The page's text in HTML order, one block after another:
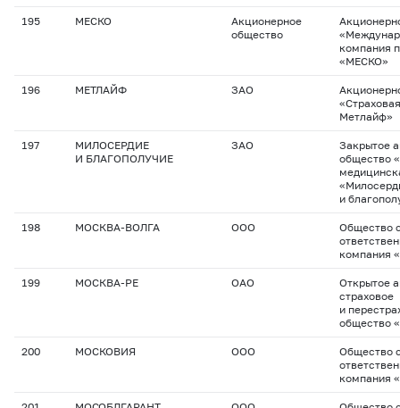
195 МЕСКО
Акционерное
общество
компания
«МЕСКО»
196 МЕТЛАЙФ ЗАО
Метлайф»
197
МИЛОСЕРДИЕ
И БЛАГОПОЛУЧИЕ
ЗАО
Закрытое
общество
и
198 МОСКВА-ВОЛГА ООО
Общество
компания
199 МОСКВА-РЕ ОАО
Открытое
страховое
и
общество
200 МОСКОВИЯ ООО
Общество
компания